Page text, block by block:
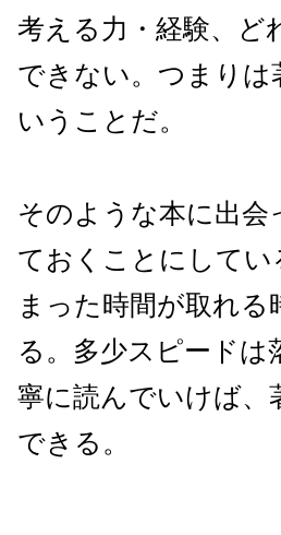
考える力・経験、ど
できない。つまり
いうことだ。
そのような本に出
ておくことにして
まった時間が取れ
る。多少スピード
寧に読んでいけば、
できる。